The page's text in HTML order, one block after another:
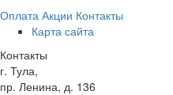
Оплата Акции Контакты
Карта сайта
Контакты
г. Тула,
пр. Ленина, д. 136